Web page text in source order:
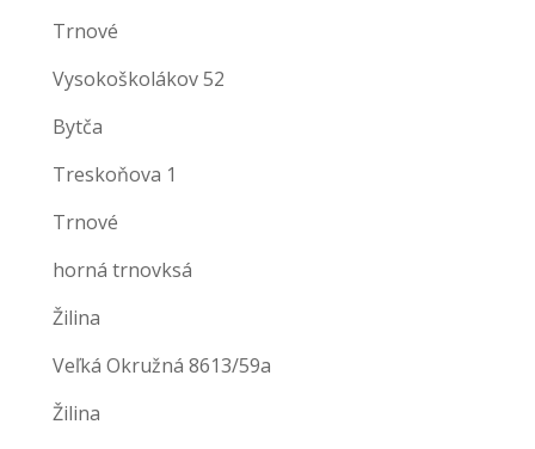
Trnové
Vysokoškolákov 52
Bytča
Treskoňova 1
Trnové
horná trnovksá
Žilina
Veľká Okružná 8613/59a
Žilina